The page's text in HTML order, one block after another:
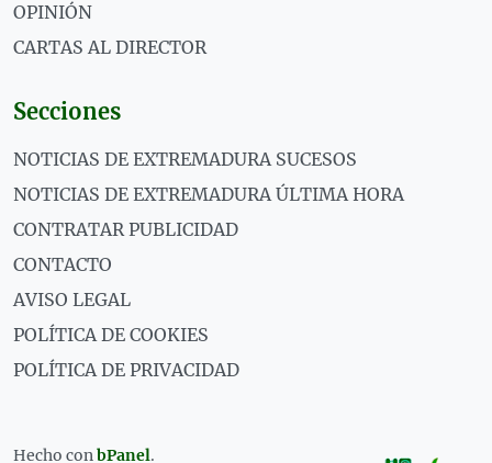
OPINIÓN
CARTAS AL DIRECTOR
Secciones
NOTICIAS DE EXTREMADURA SUCESOS
NOTICIAS DE EXTREMADURA ÚLTIMA HORA
CONTRATAR PUBLICIDAD
CONTACTO
AVISO LEGAL
POLÍTICA DE COOKIES
POLÍTICA DE PRIVACIDAD
Hecho conbPanel.